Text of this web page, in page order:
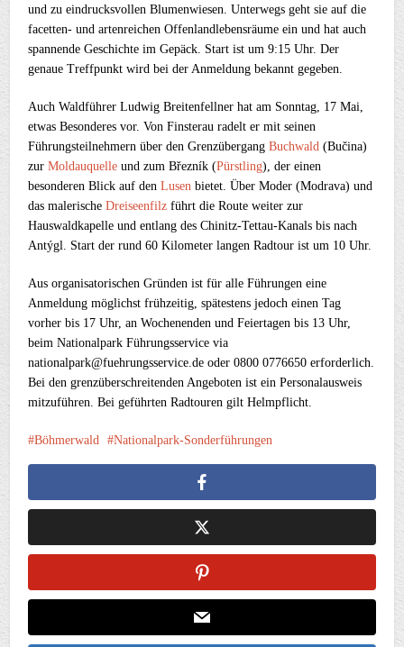
und zu eindrucksvollen Blumenwiesen. Unterwegs geht sie auf die
facetten- und artenreichen Offenlandlebensräume ein und hat auch
spannende Geschichte im Gepäck. Start ist um 9:15 Uhr. Der
genaue Treffpunkt wird bei der Anmeldung bekannt gegeben.
Auch Waldführer Ludwig Breitenfellner hat am Sonntag, 17 Mai,
etwas Besonderes vor. Von Finsterau radelt er mit seinen
Führungsteilnehmern über den GrenzübergangBuchwald (Bučina)
zurMoldauquelle und zum Březník (Pürstling), der einen
besonderen Blick auf denLusen bietet. Über Moder (Modrava) und
das malerischeDreiseenfilz führt die Route weiter zur
Hauswaldkapelle und entlang des Chinitz-Tettau-Kanals bis nach
Antýgl. Start der rund 60 Kilometer langen Radtour ist um 10 Uhr.
Aus organisatorischen Gründen ist für alle Führungen eine
Anmeldung möglichst frühzeitig, spätestens jedoch einen Tag
vorher bis 17 Uhr, an Wochenenden und Feiertagen bis 13 Uhr,
beim Nationalpark Führungsservice via
nationalpark@fuehrungsservice.de oder 0800 0776650 erforderlich.
Bei den grenzüberschreitenden Angeboten ist ein Personalausweis
mitzuführen. Bei geführten Radtouren gilt Helmpflicht.
Böhmerwald Nationalpark-Sonderführungen